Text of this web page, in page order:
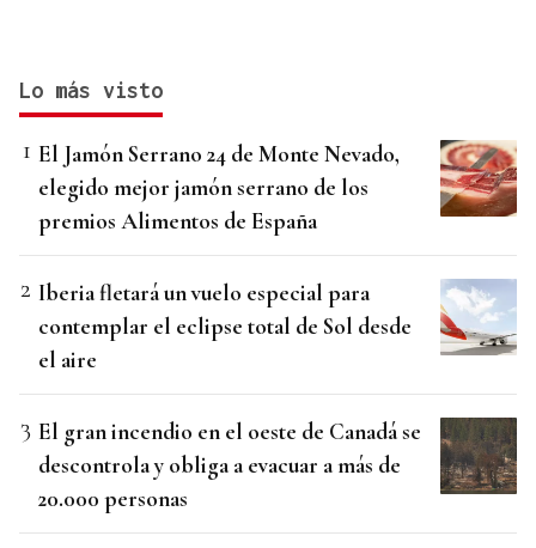
Lo más visto
El Jamón Serrano 24 de Monte Nevado,
elegido mejor jamón serrano de los
premios Alimentos de España
Iberia fletará un vuelo especial para
contemplar el eclipse total de Sol desde
el aire
El gran incendio en el oeste de Canadá se
descontrola y obliga a evacuar a más de
20.000 personas